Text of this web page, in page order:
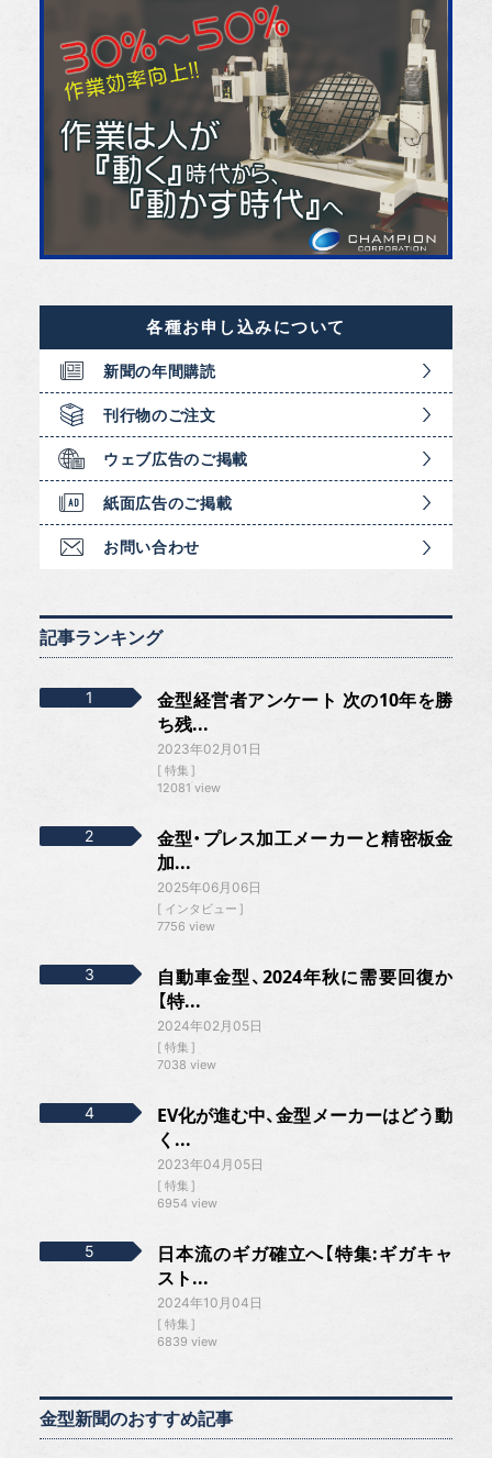
各種お申し込みについて
新聞の年間購読
刊行物のご注文
ウェブ広告のご掲載
紙面広告のご掲載
お問い合わせ
記事ランキング
金型経営者アンケート 次の10年を勝
ち残...
2023年02月01日
特集
12081 view
金型・プレス加工メーカーと精密板金
加...
2025年06月06日
インタビュー
7756 view
自動車金型、2024年秋に需要回復か
【特...
2024年02月05日
特集
7038 view
EV化が進む中、金型メーカーはどう動
く...
2023年04月05日
特集
6954 view
日本流のギガ確立へ【特集:ギガキャ
スト...
2024年10月04日
特集
6839 view
金型新聞のおすすめ記事